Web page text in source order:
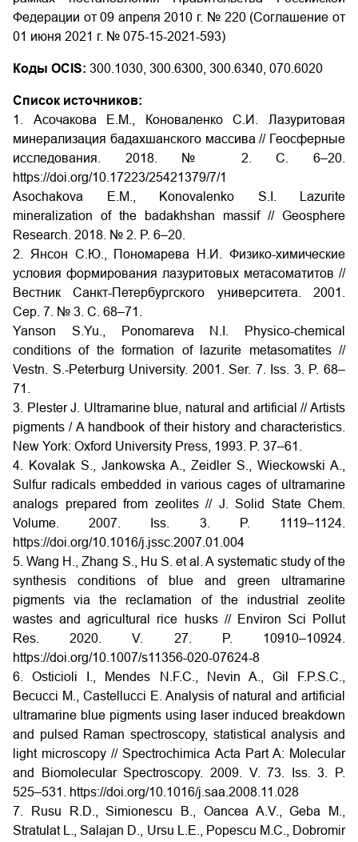
Федерации от 09 апреля 2010 г. № 220 (Соглашение от
01 июня 2021 г. № 075-15-2021-593)
Коды OCIS: 300.1030, 300.6300, 300.6340, 070.6020
Список источников:
1. Асочакова Е.М., Коноваленко С.И. Лазуритовая
минерализация бадахшанского массива // Геосферные
исследования. 2018. № 2. С. 6–20.
https://doi.org/10.17223/25421379/7/1
Asochakova E.M., Konovalenko S.I. Lazurite
mineralization of the badakhshan massif // Geosphere
Research. 2018. № 2. P. 6–20.
2. Янсон С.Ю., Пономарева Н.И. Физико-химические
условия формирования лазуритовых метасоматитов //
Вестник Санкт-Петербургского университета. 2001.
Сер. 7. № 3. С. 68–71.
Yanson S.Yu., Ponomareva N.I. Physico-chemical
conditions of the formation of lazurite metasomatites //
Vestn. S.-Peterburg University. 2001. Ser. 7. Iss. 3. P. 68–
71.
3. Plester J. Ultramarine blue, natural and artificial // Artists
pigments / A handbook of their history and characteristics.
New York: Oxford University Press, 1993. P. 37–61.
4. Kovalak S., Jankowska A., Zeidler S., Wieckowski A.,
Sulfur radicals embedded in various cages of ultramarine
analogs prepared from zeolites // J. Solid State Chem.
Volume. 2007. Iss. 3. P. 1119–1124.
https://doi.org/10.1016/j.jssc.2007.01.004
5. Wang H., Zhang S., Hu S. et al. A systematic study of the
synthesis conditions of blue and green ultramarine
pigments via the reclamation of the industrial zeolite
wastes and agricultural rice husks // Environ Sci Pollut
Res. 2020. V. 27. P. 10910–10924.
https://doi.org/10.1007/s11356-020-07624-8
6. Osticioli I., Mendes N.F.C., Nevin A., Gil F.P.S.C.,
Becucci M., Castellucci E. Analysis of natural and artificial
ultramarine blue pigments using laser induced breakdown
and pulsed Raman spectroscopy, statistical analysis and
light microscopy // Spectrochimica Acta Part A: Molecular
and Biomolecular Spectroscopy. 2009. V. 73. Iss. 3. P.
525–531.
https://doi.org/10.1016/j.saa.2008.11.028
7. Rusu R.D., Simionescu B., Oancea A.V., Geba M.,
Stratulat L., Salajan D., Ursu L.E., Popescu M.C., Dobromir